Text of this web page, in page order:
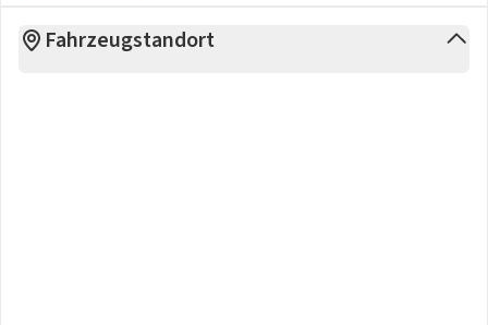
hinten)Fahrzeugstandort